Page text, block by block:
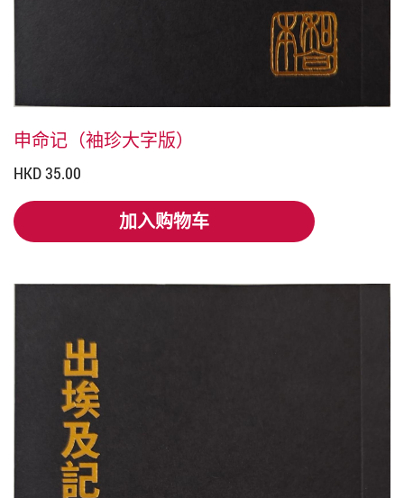
申命记（袖珍大字版）
HKD 35.00
加入购物车
加入购物车